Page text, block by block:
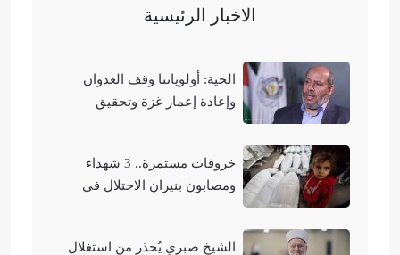
الاخبار الرئيسية
الحية: أولوياتنا وقف العدوان
وإعادة إعمار غزة وتحقيق
خروقات مستمرة.. 3 شهداء
ومصابون بنيران الاحتلال في
الشيخ صبري يُحذر من استغلال